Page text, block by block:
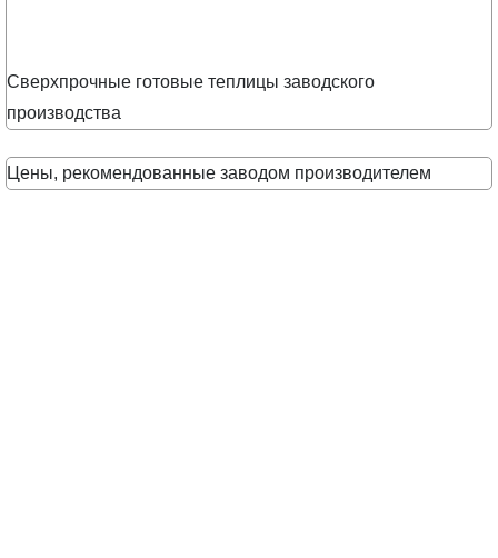
Сверхпрочные готовые теплицы заводского
производства
Цены, рекомендованные заводом производителем